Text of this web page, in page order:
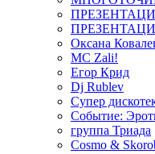
Оксана
MC Zali!
Егор Крид
Dj Rublev
Супер
Событие:
группа Триада
Cosmo &